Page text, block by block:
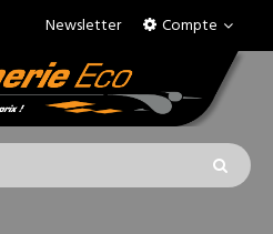
Compte
Newsletter